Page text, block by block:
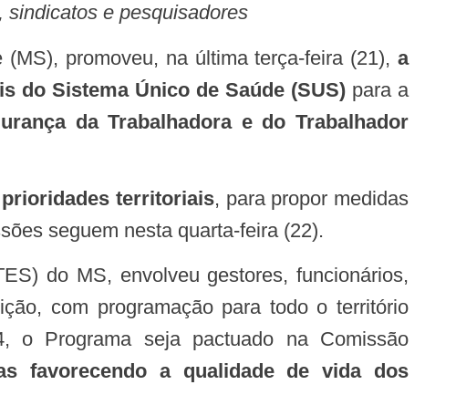
e pesquisadores
(MS), promoveu, na última terça-feira (21), a
do Sistema Único de Saúde (SUS)para a
da Trabalhadora e do Trabalhador
territoriais, para propor medidas
seguem nesta quarta-feira (22).
com programação para todo o território
o Programa seja pactuado na Comissão
favorecendo a qualidade de vida dos